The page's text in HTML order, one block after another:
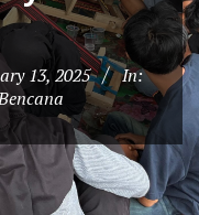
13, 2025
In: